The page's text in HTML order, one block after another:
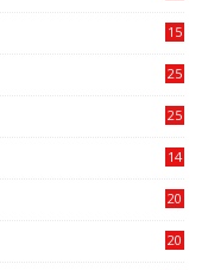
15
25
25
14
20
20